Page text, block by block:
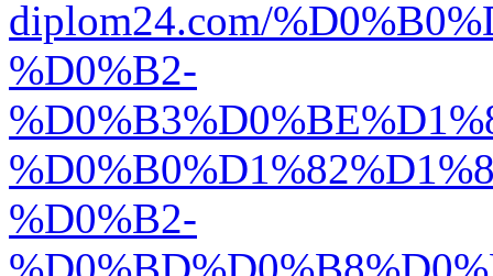
diplom24.com/
%D0%B2-
%D0%B2-